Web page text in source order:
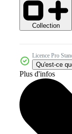
Collection
Licence Pro
Qu'est-ce
Plus d'infos